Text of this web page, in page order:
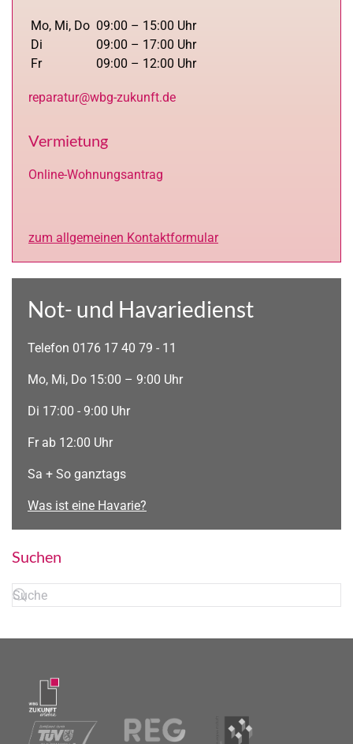
Mo, Mi, Do 09:00 – 15:00 Uhr
Di
09:00 – 17:00 Uhr
Fr
09:00 – 12:00 Uhr
reparatur@wbg-zukunft.de
Vermietung
Online-Wohnungsantrag
zum allgemeinen Kontaktformular
Not- und Havariedienst
Telefon 0176 17 40 79 - 11
Mo, Mi, Do 15:00 – 9:00 Uhr
Di 17:00 - 9:00 Uhr
Fr ab 12:00 Uhr
Sa + So ganztags
Was ist eine Havarie?
Suchen